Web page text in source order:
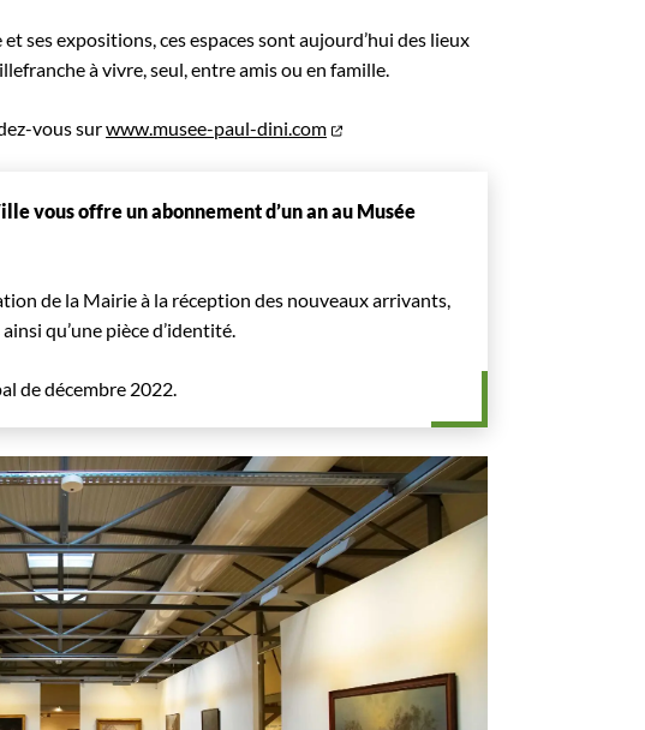
ses expositions, ces espaces sont aujourd’hui des lieux
à vivre, seul, entre amis ou en famille.
vous surwww.musee-paul-dini.com
vous offre un abonnement d’un an au Musée
de la Mairie à la réception des nouveaux arrivants,
qu’une pièce d’identité.
de décembre 2022.